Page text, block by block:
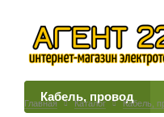
Кабель, провод
Главная Каталог Кабель,